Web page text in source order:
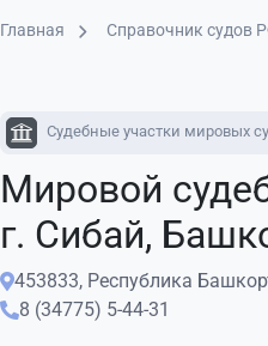
Главная Справочник судов
Судебные участки мировых
Мировой
г. Сибай,
453833, Республика
8 (34775) 5-44-31